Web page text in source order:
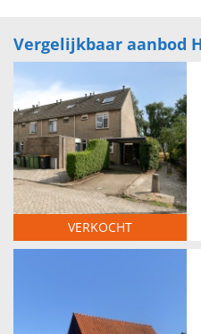
Vergelijkbaar aanbod
VERKOCHT